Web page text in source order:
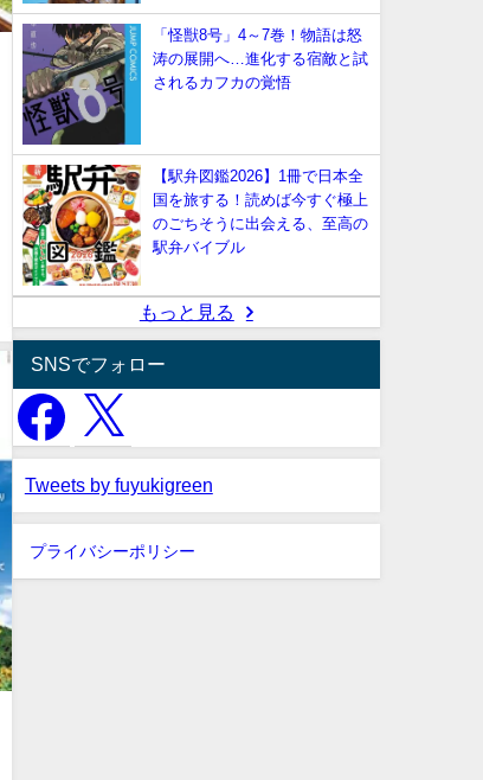
「怪獣8号」4～7巻！物語は怒
涛の展開へ…進化する宿敵と試
されるカフカの覚悟
【駅弁図鑑2026】1冊で日本全
国を旅する！読めば今すぐ極上
のごちそうに出会える、至高の
駅弁バイブル
もっと見る
SNSでフォロー
Tweets by fuyukigreen
プライバシーポリシー